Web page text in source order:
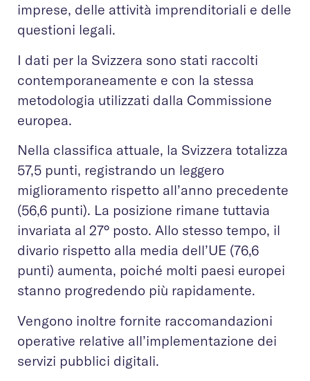
imprese, delle attività imprenditoriali e delle
questioni legali.
I dati per la Svizzera sono stati raccolti
contemporaneamente e con la stessa
metodologia utilizzati dalla Commissione
europea.
Nella classifica attuale, la Svizzera totalizza
57,5 punti, registrando un leggero
miglioramento rispetto all’anno precedente
(56,6 punti). La posizione rimane tuttavia
invariata al 27° posto. Allo stesso tempo, il
divario rispetto alla media dell’UE (76,6
punti) aumenta, poiché molti paesi europei
stanno progredendo più rapidamente.
Vengono inoltre fornite raccomandazioni
operative relative all’implementazione dei
servizi pubblici digitali.